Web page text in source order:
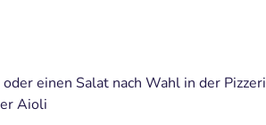
einen Salat nach Wahl in der
Aioli